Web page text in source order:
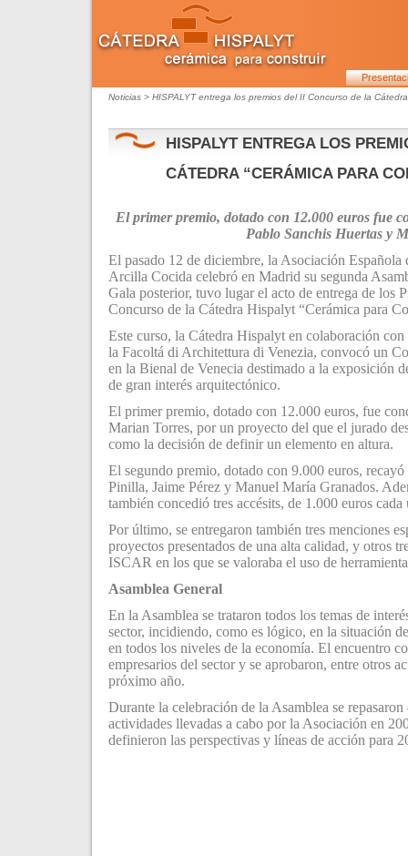
Noticias> HISPALYT entrega los premios del II Concurso de la Cátedra
HISPALYT ENTREGA LOS
CÁTEDRA “CERÁMICA PARA
El primer premio, dotado con 12.000 euros fue
Pablo Sanchis Huertas y
El pasado 12 de diciembre, la Asociación
Arcilla Cocida celebró en Madrid su segunda
Gala posterior, tuvo lugar el acto de entrega de los
Concurso de la Cátedra Hispalyt “Cerámica para
Este curso, la Cátedra Hispalyt en colaboración
la Facoltá di Architettura di Venezia, convocó un
en la Bienal de Venecia destimado a la exposición
de gran interés arquitectónico.
El primer premio, dotado con 12.000 euros, fue
Marian Torres, por un proyecto del que el jurado
como la decisión de definir un elemento en altura.
El segundo premio, dotado con 9.000 euros,
Pinilla, Jaime Pérez y Manuel María Granados.
también concedió tres accésits, de 1.000 euros cada
Por último, se entregaron también tres menciones
proyectos presentados de una alta calidad, y otros
ISCAR en los que se valoraba el uso de
Asamblea General
En la Asamblea se trataron todos los temas de
sector, incidiendo, como es lógico, en la situación
en todos los niveles de la economía. El encuentro
empresarios del sector y se aprobaron, entre otros
próximo año.
Durante la celebración de la Asamblea se
actividades llevadas a cabo por la Asociación en
definieron las perspectivas y líneas de acción para